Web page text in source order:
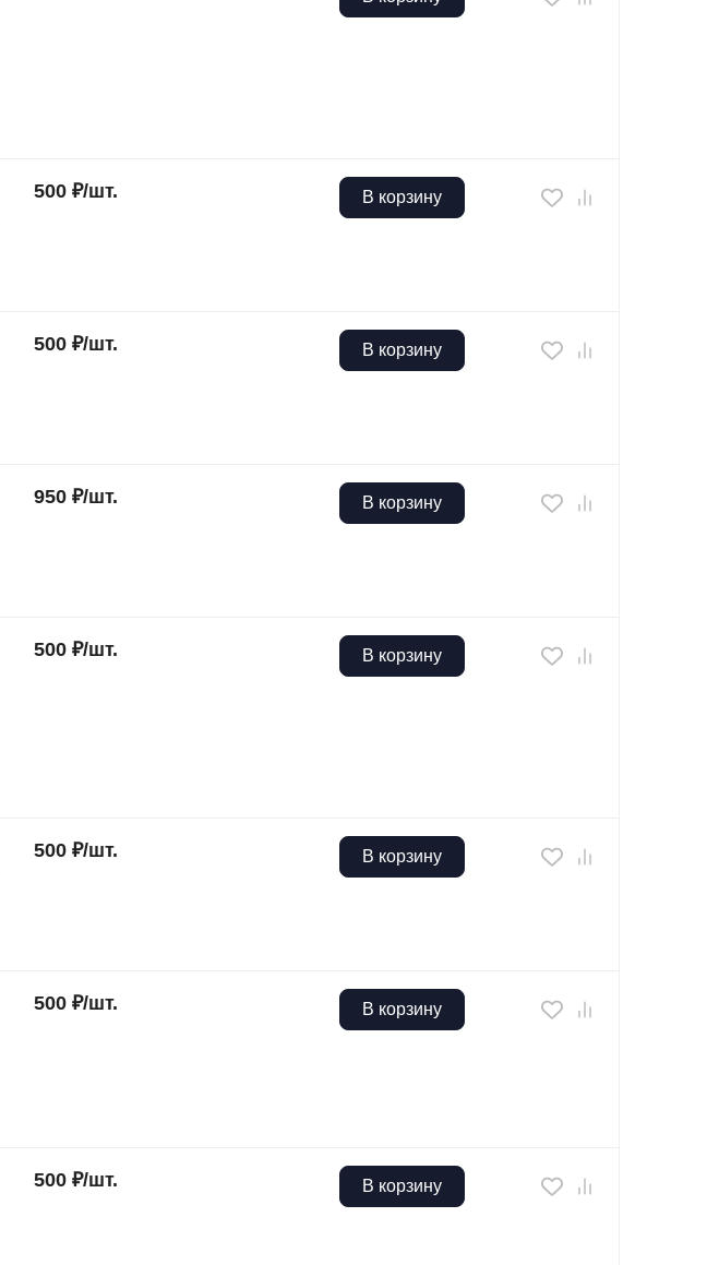
500 ₽/шт. В корзину
500 ₽/шт. В корзину
950 ₽/шт. В корзину
500 ₽/шт. В корзину
500 ₽/шт. В корзину
500 ₽/шт. В корзину
500 ₽/шт. В корзину